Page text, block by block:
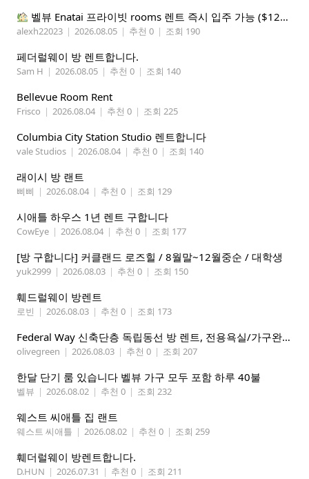
벨뷰 Enatai 프라이빗 rooms 렌트 즉시 입주 가능 ($1200 monthly)
alexh22023 | 2026.08.05 | 추천 0 | 조회 190
페더럴웨이 방 렌트합니다.
Sam H | 2026.08.05 | 추천 0 | 조회 140
Bellevue Room Rent
Frisco | 2026.08.04 | 추천 0 | 조회 225
Columbia City Station Studio 렌트합니다
vale Studios | 2026.08.04 | 추천 0 | 조회 140
래이시 방 랜트
삐삐 | 2026.08.04 | 추천 0 | 조회 129
시애틀 하우스 1년 렌트 구합니다
CowEye | 2026.08.04 | 추천 0 | 조회 177
[방 구합니다] 커클랜드 로즈힐 / 8월말~12월중순 / 대학생
yuk2999 | 2026.08.03 | 추천 0 | 조회 150
훼드럴웨이 방렌트
로빈 | 2026.08.03 | 추천 0 | 조회 173
Federal Way 신축단층 독립동선 방 렌트, 전용욕실/가구완비 (여자분)
olivegreen | 2026.08.03 | 추천 0 | 조회 207
한달 단기 룸 있습니다 벨뷰 가구 모두 포함 하루 40불
벨뷰 | 2026.08.02 | 추천 0 | 조회 232
웨스트 씨애틀 집 랜트
웨스트 씨애틀 | 2026.08.02 | 추천 0 | 조회 259
훼더럴웨이 방렌트합니다.
D.HUN | 2026.07.31 | 추천 0 | 조회 211